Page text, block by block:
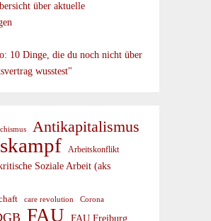
über aktuelle
10 Dinge, die du noch nicht über
wusstest"
Antikapitalismus
Arbeitskonflikt
Soziale Arbeit (aks
care revolution Corona
FAU FAU Freiburg